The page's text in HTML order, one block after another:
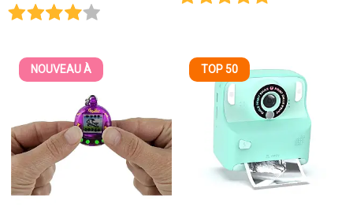
NOUVEAU À TOP 50